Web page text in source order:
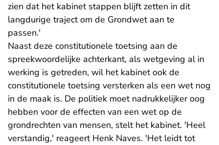
zien dat het kabinet stappen blijft zetten in dit
langdurige traject om de Grondwet aan te
passen.'
Naast deze constitutionele toetsing aan de
spreekwoordelijke achterkant, als wetgeving al in
werking is getreden, wil het kabinet ook de
constitutionele toetsing versterken als een wet nog
in de maak is. De politiek moet nadrukkelijker oog
hebben voor de effecten van een wet op de
grondrechten van mensen, stelt het kabinet. 'Heel
verstandig,' reageert Henk Naves. 'Het leidt tot